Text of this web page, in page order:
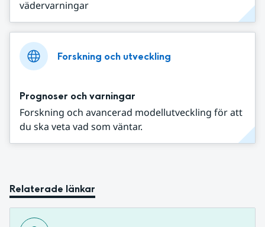
vädervarningar
Forskning och utveckling
Prognoser och varningar
Forskning och avancerad modellutveckling för att
du ska veta vad som väntar.
Relaterade länkar